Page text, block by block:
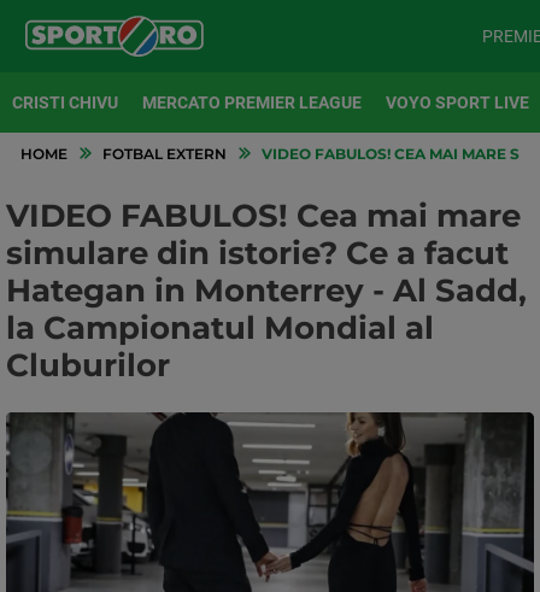
CRISTI CHIVU MERCATO PREMIER LEAGUE VOYO SPORT LIVE
HOME FOTBAL EXTERN VIDEO FABULOS! CEA MAI MARE
VIDEO FABULOS! Cea mai mare
simulare din istorie? Ce a facut
Hategan in Monterrey - Al Sadd,
la Campionatul Mondial al
Cluburilor